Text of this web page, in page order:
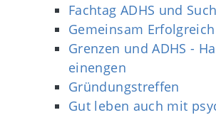
Fachtag ADHS und
Gemeinsam
Grenzen und ADHS -
einengen
Gründungstreffen
Gut leben auch mit